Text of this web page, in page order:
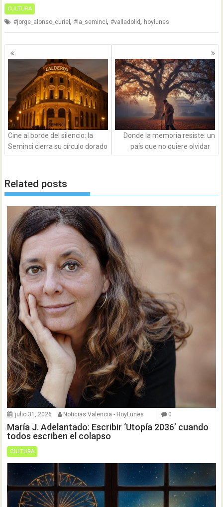
CULTURA
#jorge_alonso_curiel,#la_seminci,#valladolid, hoylunes
Navegación
de
entradas
Cine al borde del silencio: la
Seminci cierra su círculo dorado
Donde la memoria resiste: un
país que no quiere olvidar
Related posts
julio 31, 2026 Noticias Valencia - HoyLunes 0
María J. Adelantado: Escribir ‘Utopía 2036’ cuando
todos escriben el colapso
CULTURA